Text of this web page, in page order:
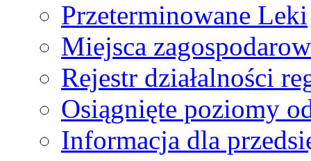
Przeterminowane Leki
Miejsca
Rejestr działalności
Osiągnięte poziomy
Informacja dla